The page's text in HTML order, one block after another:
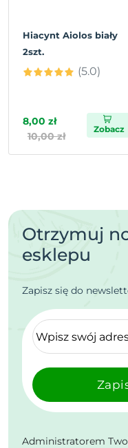
Hiacynt Aiolos biały
2szt.
(5.0)
8,00 zł
10,00 zł
Zobacz
Otrzymuj
esklepu
Zapisz się do
Administratorem